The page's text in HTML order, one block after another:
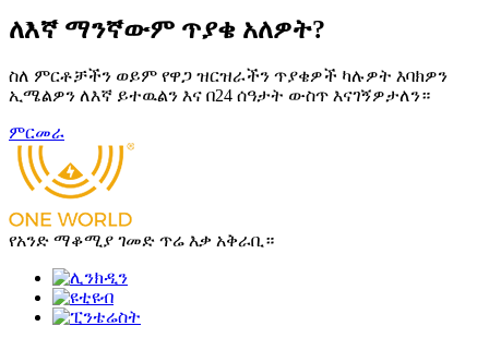
ለእኛ ማንኛውም ጥያቄ አለዎት?
ስለ ምርቶቻችን ወይም የዋጋ ዝርዝራችን ጥያቄዎች ካሉዎት እባክዎን
ኢሜልዎን ለእኛ ይተዉልን እና በ24 ሰዓታት ውስጥ እናገኝዎታለን።
ምርመራ
የአንድ ማቆሚያ ገመድ ጥሬ እቃ አቅራቢ።